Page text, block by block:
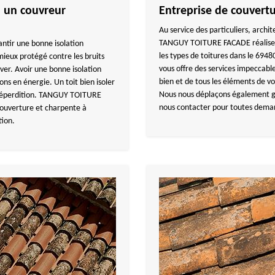
un couvreur
une bonne isolation
protégé contre les bruits
Avoir une bonne isolation
en énergie. Un toit bien isoler
TANGUY TOITURE
et charpente à
Entreprise de
Au service des particuliers,
TANGUY TOITURE FACADE
les types de toitures dans le
vous offre des services
bien et de tous les éléments de
Nous nous déplaçons
nous contacter pour toutes